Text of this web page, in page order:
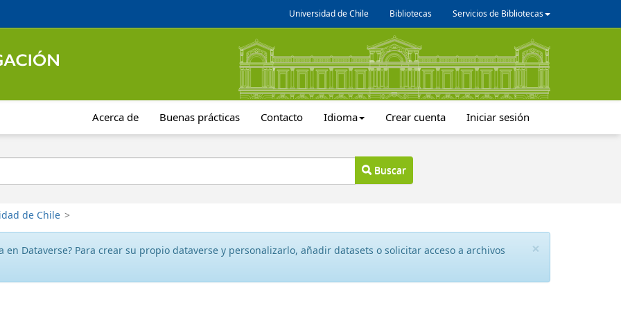
Universidad de Chile Bibliotecas Servicios de Bibliotecas
Acerca de Buenas prácticas Contacto Idioma Crear cuenta Iniciar sesión
Buscar
de Chile >
×
en Dataverse? Para crear su propio dataverse y personalizarlo, añadir datasets o solicitar acceso a archivos